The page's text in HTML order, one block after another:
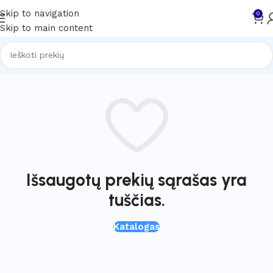
Skip to navigation
Skip to main content
0
Išsaugotų prekių sąrašas yra
tuščias.
Katalogas